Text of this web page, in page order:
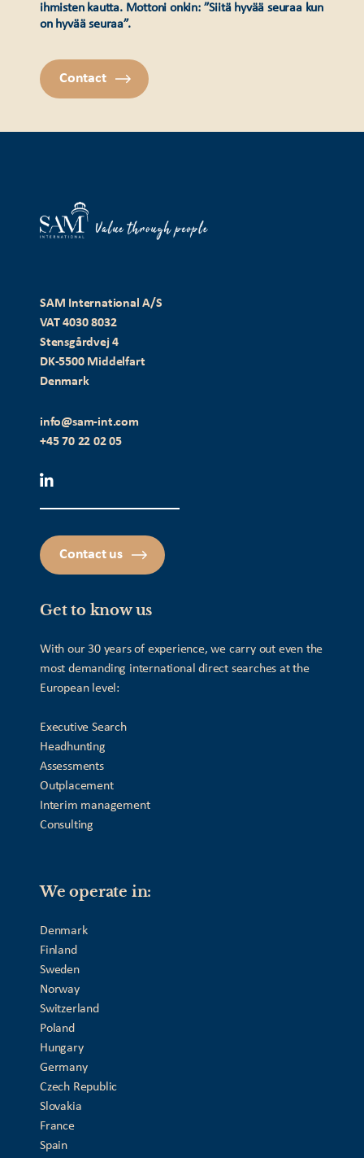
ihmisten kautta. Mottoni onkin: ”Siitä hyvää seuraa kun
on hyvää seuraa”.
Contact
SAM International A/S
VAT 4030 8032
Stensgårdvej 4
DK-5500 Middelfart
Denmark
info@sam-int.com
+45 70 22 02 05
Contact us
Get to know us
With our 30 years of experience, we carry out even the
most demanding international direct searches at the
European level:
Executive Search
Headhunting
Assessments
Outplacement
Interim management
Consulting
We operate in:
Denmark
Finland
Sweden
Norway
Switzerland
Poland
Hungary
Germany
Czech Republic
Slovakia
France
Spain